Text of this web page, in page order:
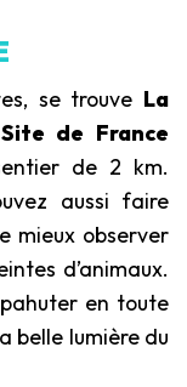
se trouve La
de France
de 2 km.
aussi faire
mieux observer
d’animaux.
en toute
belle lumière du